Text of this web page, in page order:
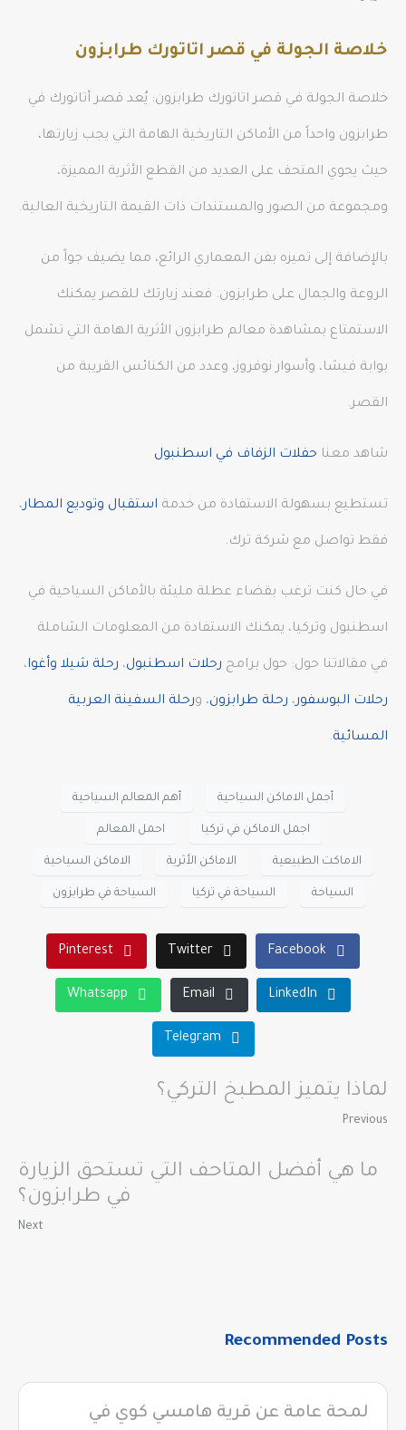
خلاصة الجولة في قصر اتاتورك طرابزون
خلاصة الجولة في قصر اتاتورك طرابزون: يُعد قصر أتاتورك في
طرابزون واحداً من الأماكن التاريخية الهامة التي يجب زيارتها،
حيث يحوي المتحف على العديد من القطع الأثرية المميزة،
ومجموعة من الصور والمستندات ذات القيمة التاريخية العالية.
بالإضافة إلى تميزه بفن المعماري الرائع، مما يضيف جواً من
الروعة والجمال على طرابزون. فعند زيارتك للقصر يمكنك
الاستمتاع بمشاهدة معالم طرابزون الأثرية الهامة التي تشمل
بوابة فيشا، وأسوار نوفروز، وعدد من الكنائس القريبة من
القصر.
شاهد معنا حفلات الزفاف في اسطنبول
تستطيع بسهولة الاستفادة من خدمة استقبال وتوديع المطار،
فقط تواصل مع شركة ترك.
في حال كنت ترغب بقضاء عطلة مليئة بالأماكن السياحية في
اسطنبول وتركيا، يمكنك الاستفادة من المعلومات الشاملة
في مقالاتنا حول: حول برامج رحلات اسطنبول، رحلة شيلا وأغوا،
رحلات البوسفور، رحلة طرابزون، ورحلة السفينة العربية
المسائية.
أجمل الاماكن السياحية أهم المعالم السياحية
اجمل الاماكن في تركيا احمل المعالم
الاماكت الطبيعية الاماكن الأثرية الاماكن السياحية
السياحة السياحة في تركيا السياحة في طرابزون
Facebook
Twitter
Pinterest
LinkedIn
Email
Whatsapp
Telegram
لماذا يتميز المطبخ التركي؟
Previous
ما هي أفضل المتاحف التي تستحق الزيارة
في طرابزون؟
Next
Recommended Posts
لمحة عامة عن قرية هامسي كوي في